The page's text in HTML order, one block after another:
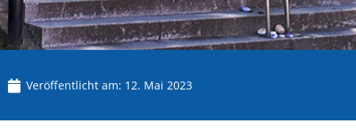
Veröffentlicht am: 12. Mai 2023